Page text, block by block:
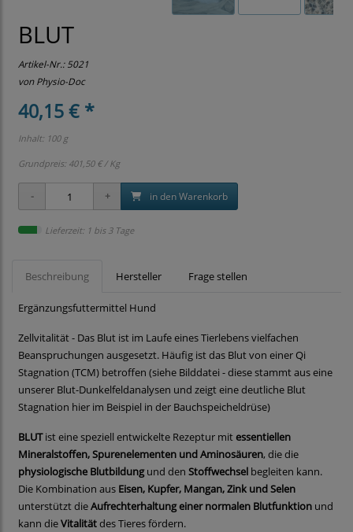
BLUT
Artikel-Nr.:5021
von Physio-Doc
40,15 € *
Inhalt: 100 g
Grundpreis: 401,50 € / Kg
in den Warenkorb
Lieferzeit: 1 bis 3 Tage
Beschreibung Hersteller Frage stellen
Ergänzungsfuttermittel Hund
Zellvitalität - Das Blut ist im Laufe eines Tierlebens vielfachen
Beanspruchungen ausgesetzt. Häufig ist das Blut von einer Qi
Stagnation (TCM) betroffen (siehe Bilddatei - diese stammt aus eine
unserer Blut-Dunkelfeldanalysen und zeigt eine deutliche Blut
Stagnation hier im Beispiel in der Bauchspeicheldrüse)
BLUTist eine speziell entwickelte Rezeptur mitessentiellen
Mineralstoffen, Spurenelementen und Aminosäuren, die die
physiologische Blutbildungund den Stoffwechsel begleiten kann.
Die Kombination aus Eisen, Kupfer, Mangan, Zink und Selen
unterstützt dieAufrechterhaltung einer normalen Blutfunktion und
kann dieVitalitätdes Tieres fördern.